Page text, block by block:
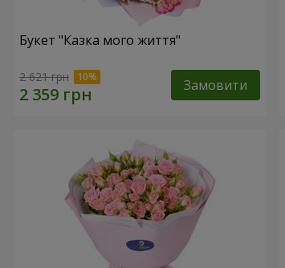
Букет "Казка мого життя"
2 621 грн Замовити